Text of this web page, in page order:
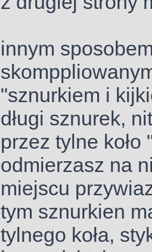
innym
"sznurkiem i
długi sznurek,
przez tylne
odmierzasz na
miejscu
tym sznurkien
tylnego koła,